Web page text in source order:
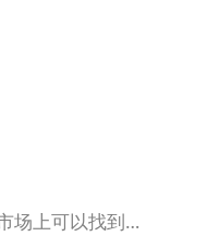
场上可以找到…